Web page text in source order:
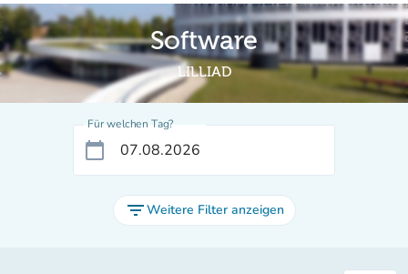
Software
LILLIAD
Für welchen Tag?
calendar_today
filter_listWeitere Filter anzeigen